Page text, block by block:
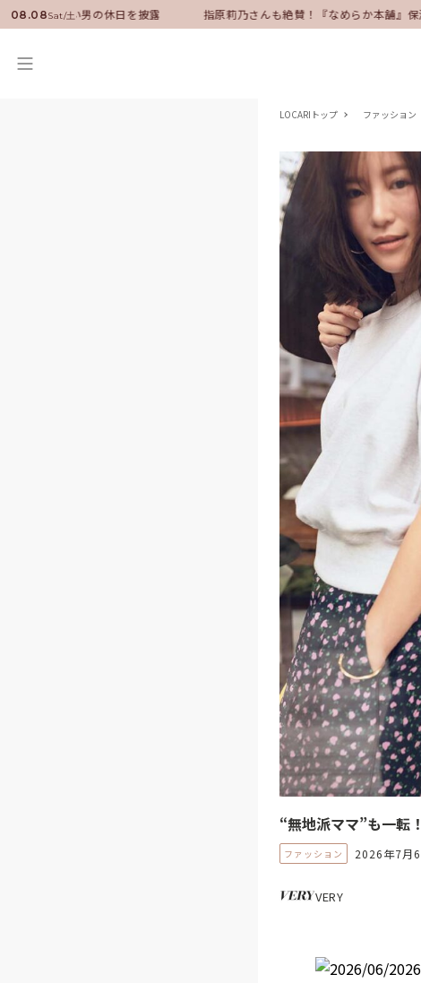
08.08Sat/土
就任！いい男の休日を披露 指原莉乃さんも絶賛！『なめらか本舗』保
LOCARIトップ ファッション
“無地派ママ”も一転
ファッション 2026年7月
VERY